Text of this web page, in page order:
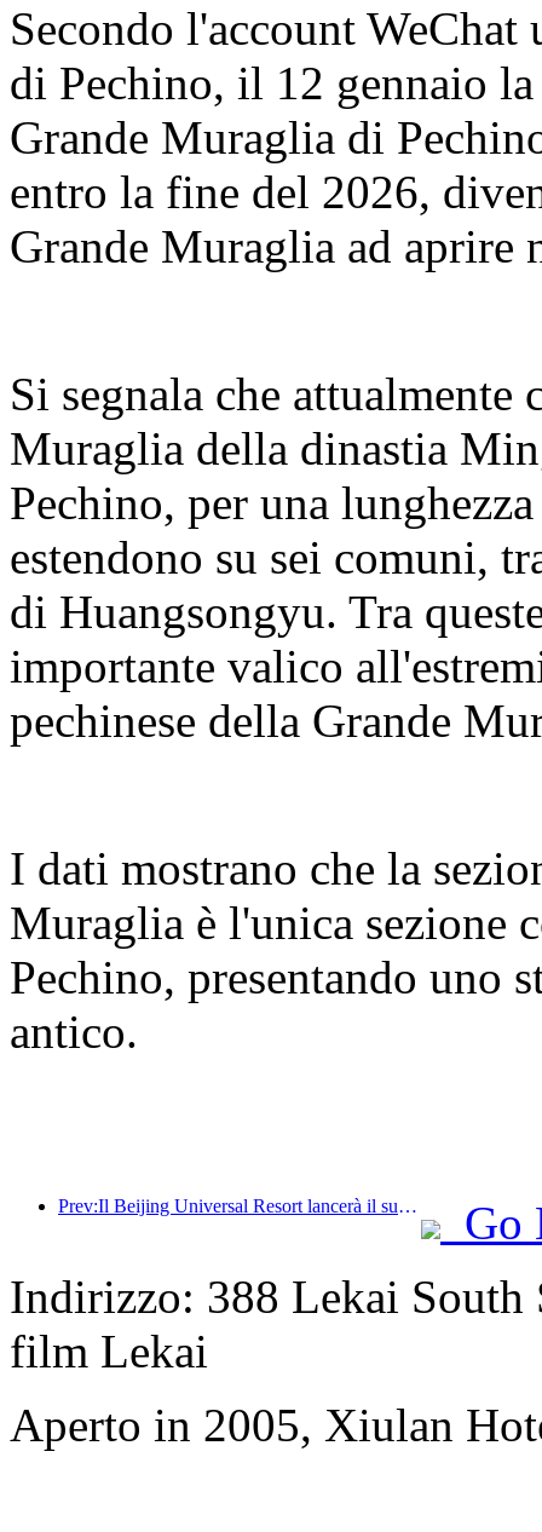
Secondo l'account
di Pechino, il 12 gennaio
Grande Muraglia di
entro la fine del 2026,
Grande Muraglia ad aprire
Si segnala che
Muraglia della dinastia
Pechino, per una
estendono su sei comuni,
di Huangsongyu. Tra
importante valico
pechinese della Grande
I dati mostrano che la
Muraglia è l'unica sezione
Pechino, presentando uno
antico.
Prev:Il Beijing Universal Resort lancerà il suo evento universale del Capodanno cinese il 23 gennaio, che durerà 40 giorni.
Go
Indirizzo: 388 Lekai
film Lekai
Aperto in 2005, Xiulan